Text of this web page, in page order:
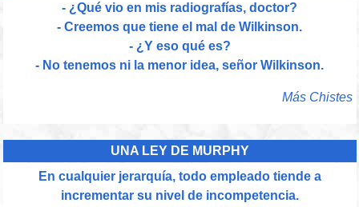
- ¿Qué vio en mis radiografías, doctor?
- Creemos que tiene el mal de Wilkinson.
- ¿Y eso qué es?
- No tenemos ni la menor idea, señor Wilkinson.
Más Chistes
UNA LEY DE MURPHY
En cualquier jerarquía, todo empleado tiende a
incrementar su nivel de incompetencia.